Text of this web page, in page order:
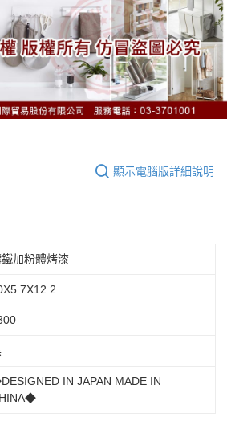
顯示電腦版詳細說明
加粉體烤漆
IN JAPAN MADE IN